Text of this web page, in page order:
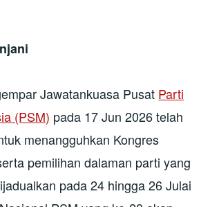
Jawatankuasa Pusat Parti
(PSM) pada 17 Jun 2026 telah
menangguhkan Kongres
pemilihan dalaman parti yang
pada 24 hingga 26 Julai